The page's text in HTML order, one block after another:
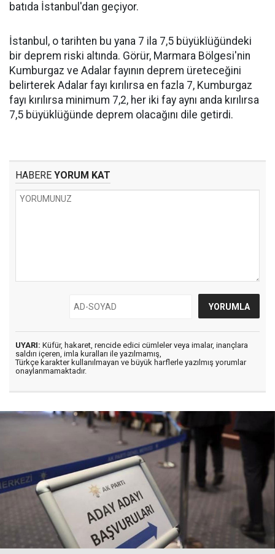
batıda İstanbul'dan geçiyor.
İstanbul, o tarihten bu yana 7 ila 7,5 büyüklüğündeki
bir deprem riski altında. Görür, Marmara Bölgesi'nin
Kumburgaz ve Adalar fayının deprem üreteceğini
belirterek Adalar fayı kırılırsa en fazla 7, Kumburgaz
fayı kırılırsa minimum 7,2, her iki fay aynı anda kırılırsa
7,5 büyüklüğünde deprem olacağını dile getirdi.
HABERE YORUM KAT
UYARI: Küfür, hakaret, rencide edici cümleler veya imalar, inançlara
saldırı içeren, imla kuralları ile yazılmamış,
Türkçe karakter kullanılmayan ve büyük harflerle yazılmış yorumlar
onaylanmamaktadır.